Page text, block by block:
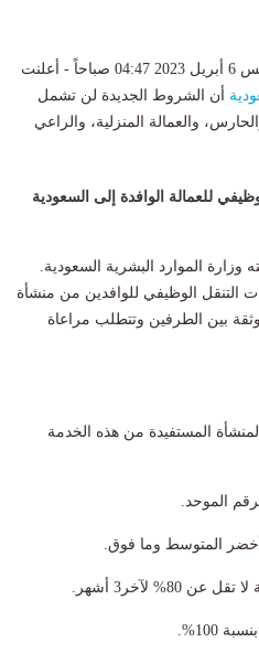
الرياض - ياسر الجرجورة في الخميس 6 أبريل 2023 04:47 صباحاً - أعلنت
أن الشروط الجديدة لن تشمل
والعمالة المنزلية، والراعي
للعمالة الوافدة إلى السعودية
وزارة الموارد البشرية السعودية.
التنقل الوظيفي للوافدين من منشأة
بين الطرفين وتتطلب مراعاة
المستفيدة من هذه الخدمة
الموحد.
المتوسط وما فوق.
لآخر3 أشهر.
100%.